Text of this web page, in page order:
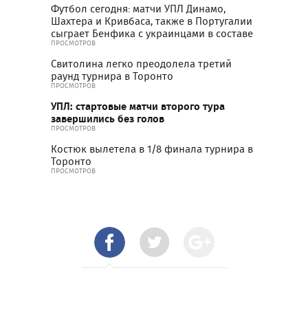
Футбол сегодня: матчи УПЛ Динамо,
Шахтера и Кривбаса, также в Португалии
сыграет Бенфика с украинцами в составе
ПРОСМОТРОВ
Свитолина легко преодолела третий
раунд турнира в Торонто
ПРОСМОТРОВ
УПЛ: стартовые матчи второго тура
завершились без голов
ПРОСМОТРОВ
Костюк вылетела в 1/8 финала турнира в
Торонто
ПРОСМОТРОВ